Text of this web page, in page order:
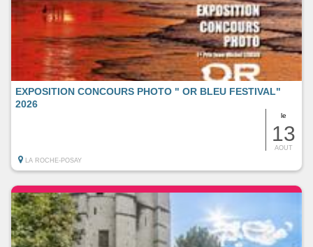
le
13
AOUT
EXPOSITION CONCOURS PHOTO " OR BLEU FESTIVAL"
2026
LA ROCHE-POSAY